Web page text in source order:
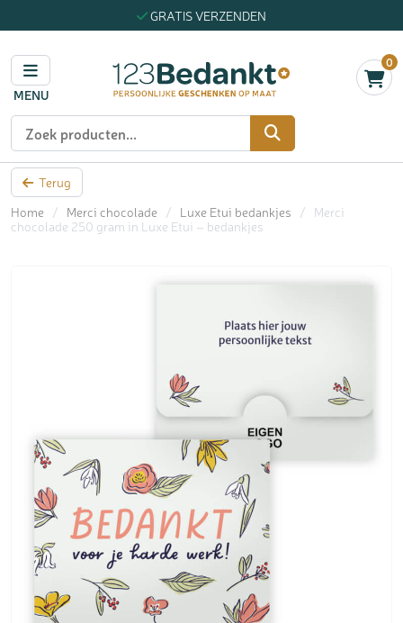
GRATIS VERZENDEN
MENU
0
Zoeken
Terug
Home
/ Merci chocolade / Luxe Etui bedankjes /
Merci
chocolade 250 gram in Luxe Etui – bedankjes